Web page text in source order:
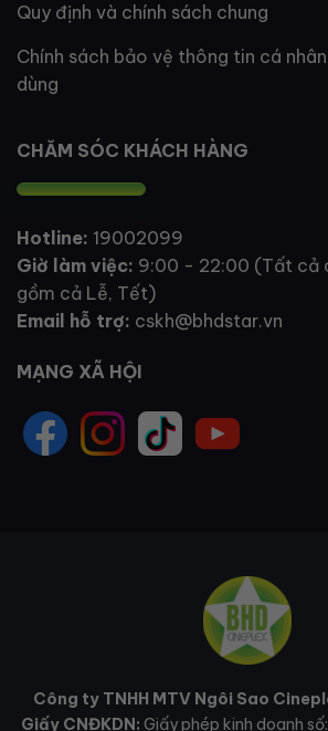
Quy định và chính sách chung
Chính sách bảo vệ thông tin cá
dùng
CHĂM SÓC KHÁCH HÀNG
Hotline: 19002099
Giờ làm việc: 9:00 - 22:00 (Tất cả
gồm cả Lễ, Tết)
Email hỗ trợ: cskh@bhdstar.vn
MẠNG XÃ HỘI
Công ty TNHH MTV Ngôi Sao
Giấy CNĐKDN: Giấy phép kinh doanh